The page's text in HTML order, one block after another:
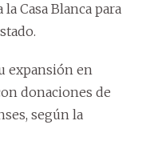
Casa Blanca para
expansión en
donaciones de
según la